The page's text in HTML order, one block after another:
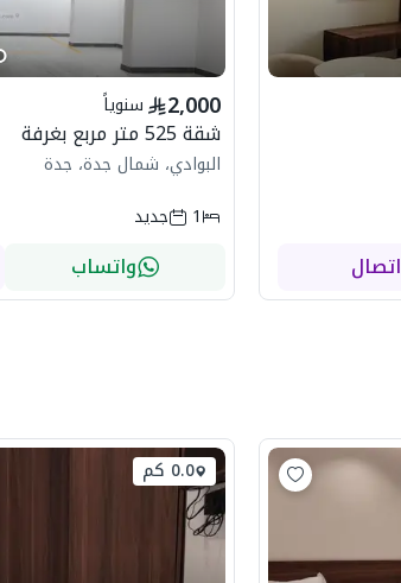
اتصال
سنوياً 2,000
شقة 525 متر مربع بغرفة
البوادي، شمال جدة، جدة
1
جديد
واتساب
0.0 كم